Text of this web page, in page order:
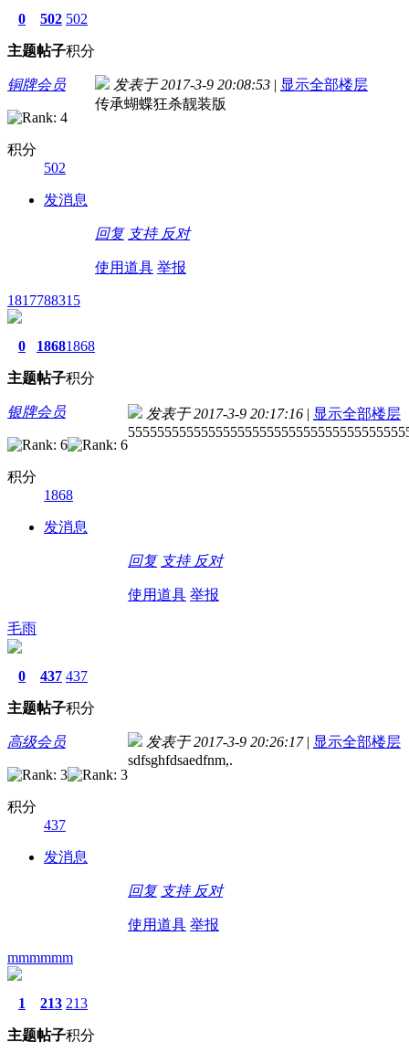
0
主题
502
帖子
502
积分
铜牌会员
积分
502
发消息
发表于 2017-3-9 20:08:53 | 显示全部楼层
传承蝴蝶狂杀靓装版
回复 支持 反对
使用道具 举报
1817788315
0
主题
1868
帖子
1868
积分
银牌会员
积分
1868
发消息
发表于 2017-3-9 20:17:16 | 显示全部楼层
回复 支持 反对
使用道具 举报
毛雨
0
主题
437
帖子
437
积分
高级会员
积分
437
发消息
发表于 2017-3-9 20:26:17 | 显示全部楼层
sdfsghfdsaedfnm,.
回复 支持 反对
使用道具 举报
mmmmmm
1
主题
213
帖子
213
积分